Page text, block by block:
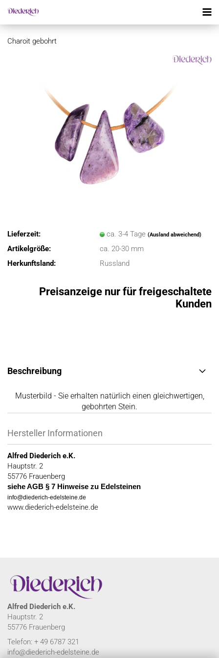
Charoit gebohrt
Lieferzeit: ca. 3-4 Tage(Ausland abweichend)
Artikelgröße:
ca. 20-30 mm
Herkunftsland:
Russland
Preisanzeige nur für freigeschaltete
Kunden
Beschreibung
Musterbild - Sie erhalten natürlich einen gleichwertigen,
gebohrten Stein.
Hersteller Informationen
Alfred Diederich e.K.
Hauptstr. 2
55776 Frauenberg
siehe AGB § 7 Hinweise zu Edelsteinen
info@diederich-edelsteine.de
www.diederich-edelsteine.de
Alfred Diederich e.K.
Hauptstr. 2
55776 Frauenberg
Telefon: + 49 6787 321
info@diederich-edelsteine.de